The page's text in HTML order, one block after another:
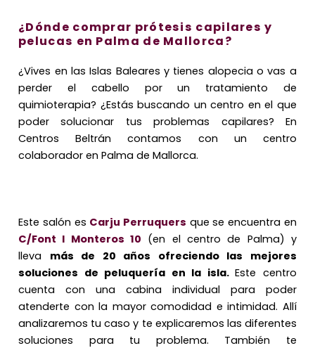
¿Dónde comprar prótesis capilares y
pelucas en Palma de Mallorca?
¿Vives en las Islas Baleares y tienes alopecia o vas a
perder el cabello por un tratamiento de
quimioterapia? ¿Estás buscando un centro en el que
poder solucionar tus problemas capilares? En
Centros Beltrán contamos con un centro
colaborador en Palma de Mallorca.
Este salón es Carju Perruquers que se encuentra en
C/Font I Monteros 10 (en el centro de Palma) y
lleva más de 20 años ofreciendo las mejores
soluciones de peluquería en la isla.Este centro
cuenta con una cabina individual para poder
atenderte con la mayor comodidad e intimidad. Allí
analizaremos tu caso y te explicaremos las diferentes
soluciones para tu problema. También te